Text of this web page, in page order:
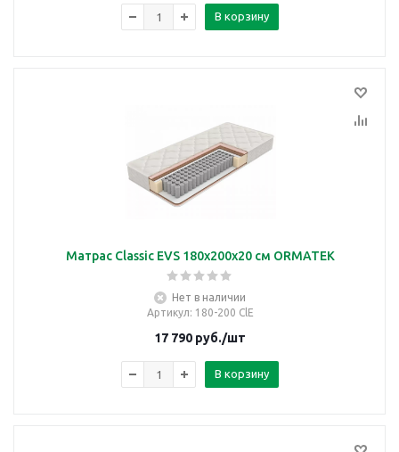
В корзину
Матрас Classic EVS 180х200х20 см ORMATEK
Нет в наличии
Артикул: 180-200 ClE
17 790 руб./шт
В корзину